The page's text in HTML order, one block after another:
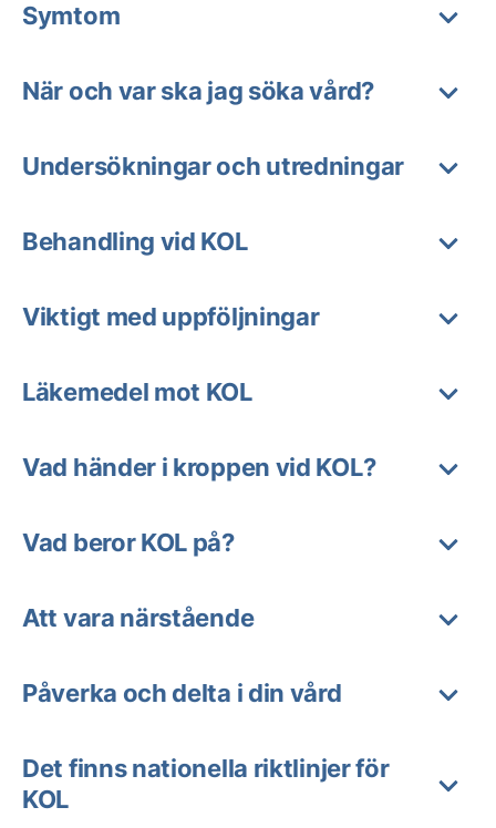
Symtom
När och var ska jag söka vård?
Undersökningar och utredningar
Behandling vid KOL
Viktigt med uppföljningar
Läkemedel mot KOL
Vad händer i kroppen vid KOL?
Vad beror KOL på?
Att vara närstående
Påverka och delta i din vård
Det finns nationella riktlinjer för
KOL